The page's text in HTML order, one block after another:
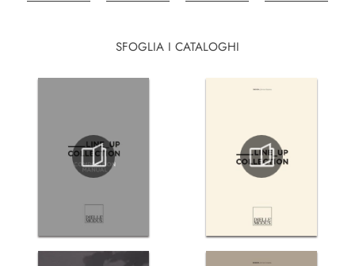
SFOGLIA I CATALOGHI